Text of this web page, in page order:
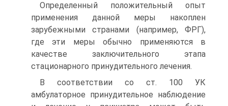
Определенный положительный опыт
применения данной меры накоплен
зарубежными странами (например, ФРГ),
где эти меры обычно применяются в
качестве заключительного этапа
стационарного принудительного лечения.
В соответствии со ст. 100 УК
амбулаторное принудительное наблюдение